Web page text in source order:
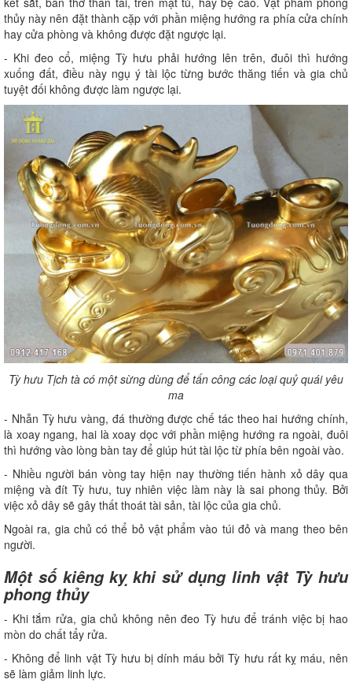
thủy này nên đặt thành cặp với phần miệng hướng ra phía cửa chính
hay cửa phòng và không được đặt ngược lại.
- Khi đeo cổ, miệng Tỳ hưu phải hướng lên trên, đuôi thì hướng
xuống đất, điều này ngụ ý tài lộc từng bước thăng tiến và gia chủ
tuyệt đối không được làm ngược lại.
Tỳ hưu Tịch tà có một sừng dùng để tấn công các loại quỷ quái yêu
ma
- Nhẫn Tỳ hưu vàng, đá thường được chế tác theo hai hướng chính,
là xoay ngang, hai là xoay dọc với phần miệng hướng ra ngoài, đuôi
thì hướng vào lòng bàn tay để giúp hút tài lộc từ phía bên ngoài vào.
- Nhiều người bán vòng tay hiện nay thường tiến hành xỏ dây qua
miệng và đít Tỳ hưu, tuy nhiên việc làm này là sai phong thủy. Bởi
việc xỏ dây sẽ gây thất thoát tài sản, tài lộc của gia chủ.
Ngoài ra, gia chủ có thể bỏ vật phẩm vào túi đỏ và mang theo bên
người.
Một số kiêng kỵ khi sử dụng linh vật Tỳ hưu
phong thủy
- Khi tắm rửa, gia chủ không nên đeo Tỳ hưu để tránh việc bị hao
mòn do chất tẩy rửa.
- Không để linh vật Tỳ hưu bị dính máu bởi Tỳ hưu rất kỵ máu, nên
sẽ làm giảm linh lực.